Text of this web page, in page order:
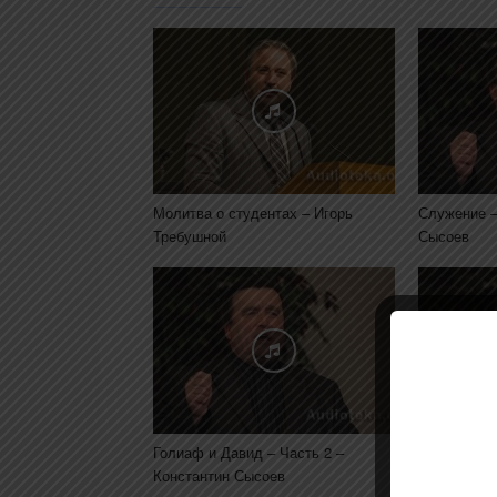
Молитва о студентах – Игорь
Требушной
Служение
Сысоев
Голиаф и Давид – Часть 2 –
Константин Сысоев
в вас – 2